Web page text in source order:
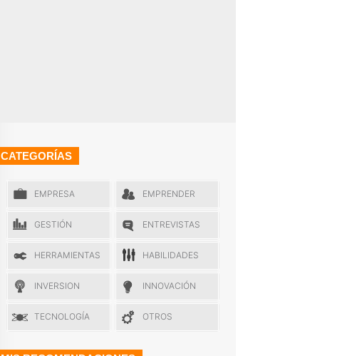
CATEGORÍAS
EMPRENDER
EMPRESA
ENTREVISTAS
GESTIÓN
HABILIDADES
HERRAMIENTAS
INNOVACIÓN
INVERSION
OTROS
TECNOLOGÍA